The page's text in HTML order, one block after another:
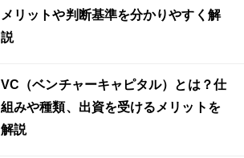
メリットや判断基準を分かりやすく解
説
VC（ベンチャーキャピタル）とは？仕
組みや種類、出資を受けるメリットを
解説